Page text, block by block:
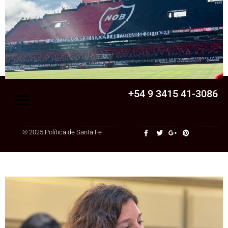
Senado
La Legislatura aprobó una ley clave para
una cooperativa de Santa Fe: ¿qué
cambia?
+54 9 3415 41-3086
© 2025 Política de Santa Fe